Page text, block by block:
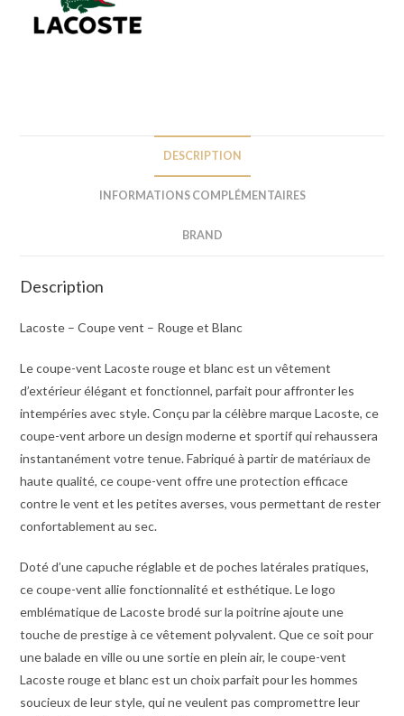
DESCRIPTION
INFORMATIONS COMPLÉMENTAIRES
BRAND
Description
Lacoste – Coupe vent – Rouge et Blanc
Le coupe-vent Lacoste rouge et blanc est un vêtement
d’extérieur élégant et fonctionnel, parfait pour affronter les
intempéries avec style. Conçu par la célèbre marque Lacoste, ce
coupe-vent arbore un design moderne et sportif qui rehaussera
instantanément votre tenue. Fabriqué à partir de matériaux de
haute qualité, ce coupe-vent offre une protection efficace
contre le vent et les petites averses, vous permettant de rester
confortablement au sec.
Doté d’une capuche réglable et de poches latérales pratiques,
ce coupe-vent allie fonctionnalité et esthétique. Le logo
emblématique de Lacoste brodé sur la poitrine ajoute une
touche de prestige à ce vêtement polyvalent. Que ce soit pour
une balade en ville ou une sortie en plein air, le coupe-vent
Lacoste rouge et blanc est un choix parfait pour les hommes
soucieux de leur style, qui ne veulent pas compromettre leur